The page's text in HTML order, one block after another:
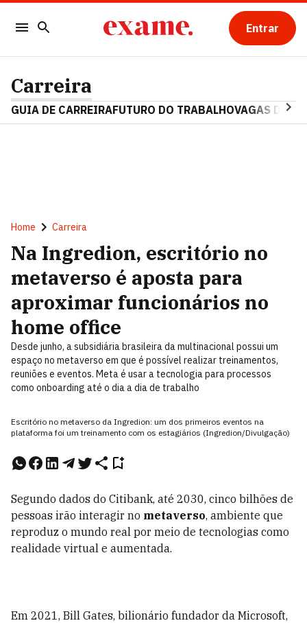
Entrar
Carreira
GUIA DE CARREIRAFUTURO DO TRABALHOVAGAS DE
Home Carreira
Na Ingredion, escritório no
metaverso é aposta para
aproximar funcionários no
home office
Desde junho, a subsidiária brasileira da multinacional possui um
espaço no metaverso em que é possível realizar treinamentos,
reuniões e eventos. Meta é usar a tecnologia para processos
como onboarding até o dia a dia de trabalho
Escritório no metaverso da Ingredion: um dos primeiros eventos na
plataforma foi um treinamento com os estagiários (Ingredion/Divulgação)
Segundo dados do Citibank, até 2030, cinco bilhões de
pessoas irão interagir no metaverso, ambiente que
reproduz o mundo real por meio de tecnologias como
realidade virtual e aumentada.
Em 2021, Bill Gates, bilionário fundador da Microsoft,